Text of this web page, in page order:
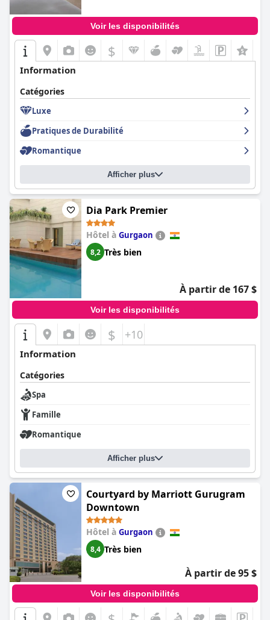
Voir les disponibilités
$
Information
Catégories
Luxe
Pratiques de Durabilité
Romantique
Afficher plus
Dia Park Premier
Hôtel à Gurgaon
8,2 Très bien
À partir de 167 $
Voir les disponibilités
$ +10
Information
Catégories
Spa
Famille
Romantique
Afficher plus
Courtyard by Marriott Gurugram
Downtown
Hôtel à Gurgaon
8,4 Très bien
À partir de 95 $
Voir les disponibilités